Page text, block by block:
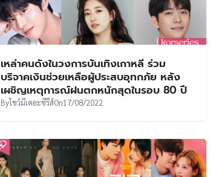
เหล่าคนดังในวงการบันเทิงเกาหลี ร่วม
บริจาคเงินช่วยเหลือผู้ประสบอุทกภัย หลัง
เผชิญเหตุการณ์ฝนตกหนักสุดในรอบ 80 ปี
Byโชว์มีเดอะซีรีส์On17/08/2022